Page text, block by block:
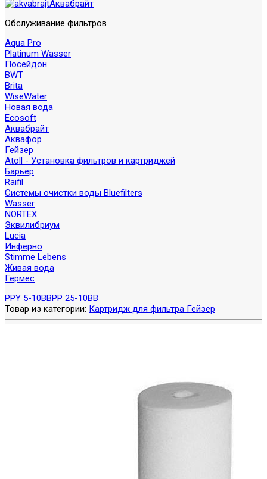
Аквабрайт
Обслуживание фильтров
Aqua Pro
Platinum Wasser
Посейдон
BWT
Brita
WiseWater
Новая вода
Ecosoft
Аквабрайт
Аквафор
Гейзер
Atoll - Установка фильтров и картриджей
Барьер
Raifil
Системы очистки воды Bluefilters
Wasser
NORTEX
Эквилибриум
Lucia
Инферно
Stimme Lebens
Живая вода
Гермес
PPY 5-10BBPP 25-10BB
Товар из категории: Картридж для фильтра Гейзер